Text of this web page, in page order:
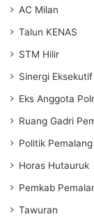
AC Milan
Talun KENAS
STM Hilir
Sinergi
Eks Anggota
Ruang Gadri
Politik Pemalang
Horas Hutauruk
Pemkab
Tawuran